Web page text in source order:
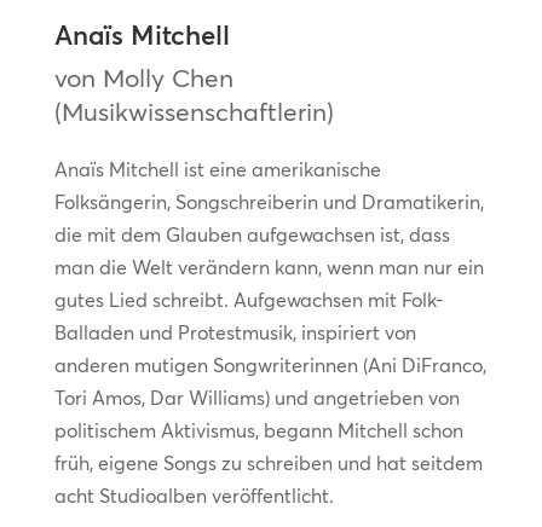
Anaïs Mitchell
von Molly Chen
(Musikwissenschaftlerin)
Anaïs Mitchell ist eine amerikanische
Folksängerin, Songschreiberin und Dramatikerin,
die mit dem Glauben aufgewachsen ist, dass
man die Welt verändern kann, wenn man nur ein
gutes Lied schreibt. Aufgewachsen mit Folk-
Balladen und Protestmusik, inspiriert von
anderen mutigen Songwriterinnen (Ani DiFranco,
Tori Amos, Dar Williams) und angetrieben von
politischem Aktivismus, begann Mitchell schon
früh, eigene Songs zu schreiben und hat seitdem
acht Studioalben veröffentlicht.